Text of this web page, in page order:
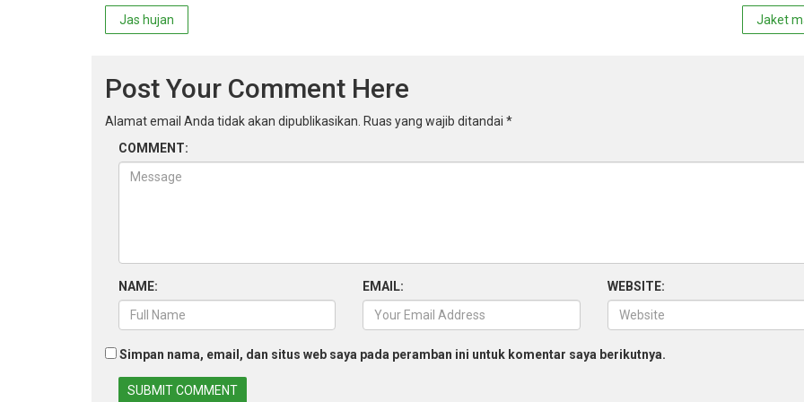
Navigasi
Jaket
Jas hujan
Post Your Comment Here
Alamat email Anda tidak akan dipublikasikan. Ruas yang wajib ditandai *
COMMENT:
NAME: EMAIL: WEBSITE:
Simpan nama, email, dan situs web saya pada peramban ini untuk komentar saya berikutnya.